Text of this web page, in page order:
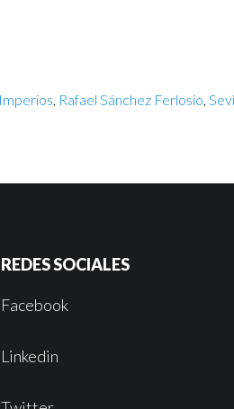
Imperios, Rafael Sánchez Ferlosio,
REDES SOCIALES
Facebook
Linkedin